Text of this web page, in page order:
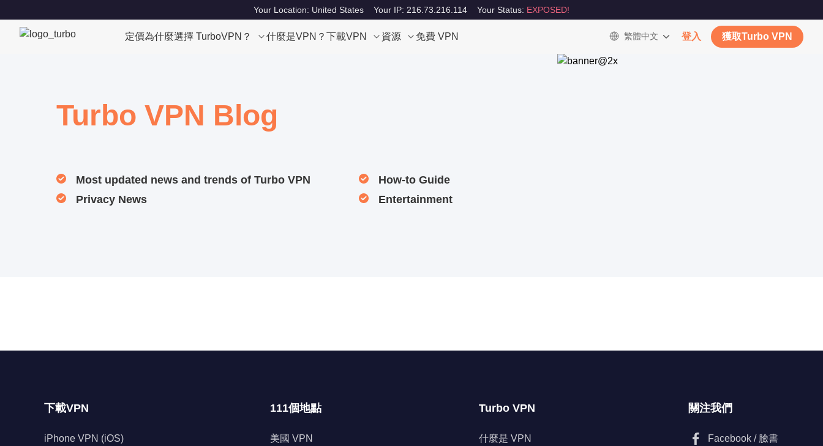
Your Location: United States Your IP: 216.73.216.114 Your Status: EXPOSED!
定價為什麼選擇 TurboVPN？ 什麼是VPN？ 下載VPN 資源 免費 VPN 繁體中文 登入 獲取Turbo VPN
Turbo VPN Blog
Most updated news and trends of Turbo VPN
How-to Guide
Privacy News
Entertainment
下載VPN
iPhone VPN (iOS)
111個地點
美國 VPN
Turbo VPN
什麼是 VPN
關注我們
Facebook / 臉書